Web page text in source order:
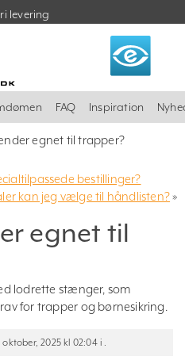
levering
FAQ Inspiration
egnet til trapper?
bestillinger?
kan jeg vælge til håndlisten?»
egnet til
lodrette stænger, som
for trapper og børnesikring.
2025 kl 02:04 i .